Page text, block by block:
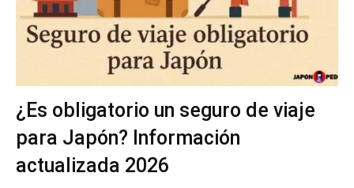
¿Es obligatorio un seguro de viaje
para Japón? Información
actualizada 2026